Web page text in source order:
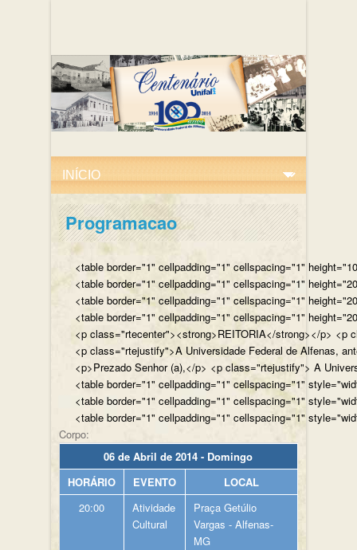
Programacao
<table border="1" cellpadding="1" cellspacing="1"
<table border="1" cellpadding="1" cellspacing="1"
<table border="1" cellpadding="1" cellspacing="1"
<table border="1" cellpadding="1" cellspacing="1"
<p class="rtecenter"><strong>REITORIA</strong></p> <p
<p class="rtejustify">A Universidade Federal de Alfenas,
<p>Prezado Senhor (a),</p> <p class="rtejustify"> A
<table border="1" cellpadding="1" cellspacing="1"
<table border="1" cellpadding="1" cellspacing="1"
<table border="1" cellpadding="1" cellspacing="1"
Corpo:
06 de Abril de 2014 - Domingo
HORÁRIO
EVENTO
LOCAL
20:00
Atividade
Cultural
Praça Getúlio
Vargas - Alfenas-
MG